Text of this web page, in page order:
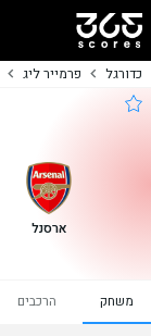
כדורגל פרמייר ליג
ארסנל
משחק הרכבים